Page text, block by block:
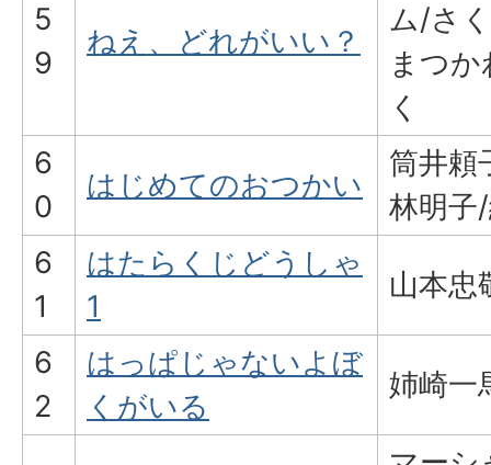
5
9
ねえ、どれがいい？
ム/さく
まつ
く
6
0
はじめてのおつかい
筒井頼
林明子
6
1
はたらくじどうしゃ
1
山本忠
6
2
はっぱじゃないよぼ
くがいる
姉崎一